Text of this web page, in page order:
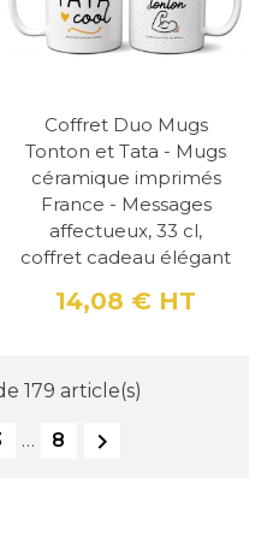
Coffret Duo Mugs
Tonton et Tata - Mugs
céramique imprimés
France - Messages
affectueux, 33 cl,
coffret cadeau élégant
Prix
14,08 € HT
179 article(s)
… 8 